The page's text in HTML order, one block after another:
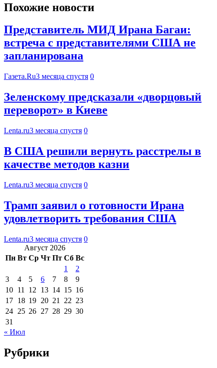
Похожие новости
Представитель МИД Ирана Багаи:
встреча с представителями США не
запланирована
Газета.Ru3 месяца спустя 0
Зеленскому предсказали «дворцовый
переворот» в Киеве
Lenta.ru3 месяца спустя 0
В США решили вернуть расстрелы в
качестве методов казни
Lenta.ru3 месяца спустя 0
Трамп заявил о готовности Ирана
удовлетворить требования США
Lenta.ru3 месяца спустя 0
Август 2026
Пн Вт Ср Чт Пт Сб Вс
1
2
3
4 5 6 7 8
9
10 11 12 13 14 15 16
17 18 19 20 21 22 23
24 25 26 27 28 29 30
31
« Июл
Рубрики